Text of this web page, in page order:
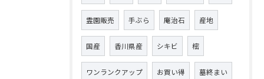
霊園販売 手ぶら 庵治石 産地
国産 香川県産 シキビ 樒
ワンランクアップ お買い得 墓終まい